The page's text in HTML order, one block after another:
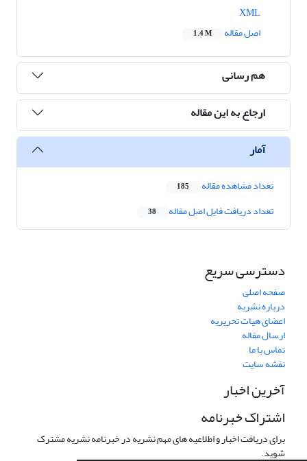
اصل مقاله
1.4 M
هم رسانی
ارجاع به این مقاله
آمار
تعداد مشاهده مقاله 185
تعداد دریافت فایل اصل مقاله 38
دسترسی سریع
صفحه اصلی
درباره نشریه
اعضای هیات تحریریه
ارسال مقاله
تماس با ما
نقشه سایت
آخرین اخبار
اشتراک خبرنامه
برای دریافت اخبار و اطلاعیه های مهم نشریه در خبرنامه نشریه مشترک
شوید.